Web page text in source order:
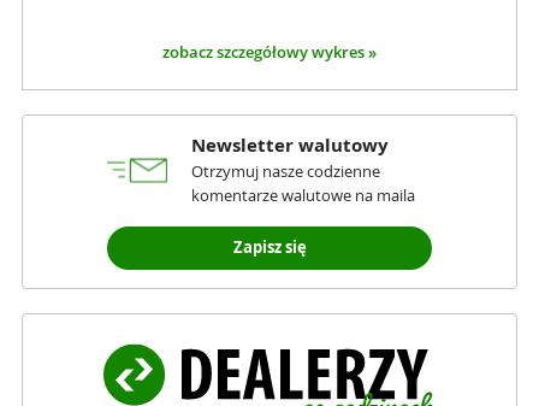
zobacz szczegółowy wykres »
Newsletter walutowy
Otrzymuj nasze codzienne
komentarze walutowe na maila
Zapisz się